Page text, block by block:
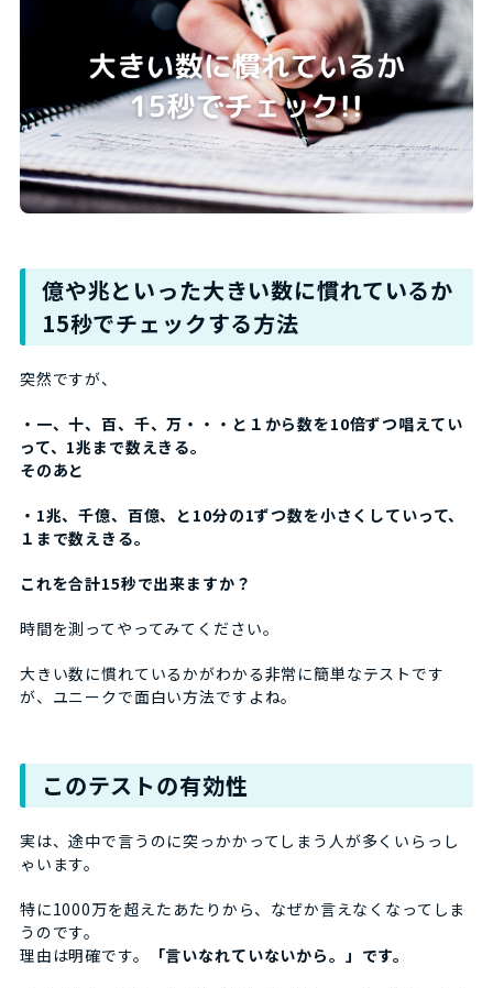
億や兆といった大きい数に慣れているか
15秒でチェックする方法
突然ですが、
・一、十、百、千、万・・・と１から数を10倍ずつ唱えてい
って、1兆まで数えきる。
そのあと
・1兆、千億、百億、と10分の1ずつ数を小さくしていって、
１まで数えきる。
これを合計15秒で出来ますか？
時間を測ってやってみてください。
大きい数に慣れているかがわかる非常に簡単なテストです
が、ユニークで面白い方法ですよね。
このテストの有効性
実は、途中で言うのに突っかかってしまう人が多くいらっし
ゃいます。
特に1000万を超えたあたりから、なぜか言えなくなってしま
うのです。
理由は明確です。
「言いなれていないから。」です。